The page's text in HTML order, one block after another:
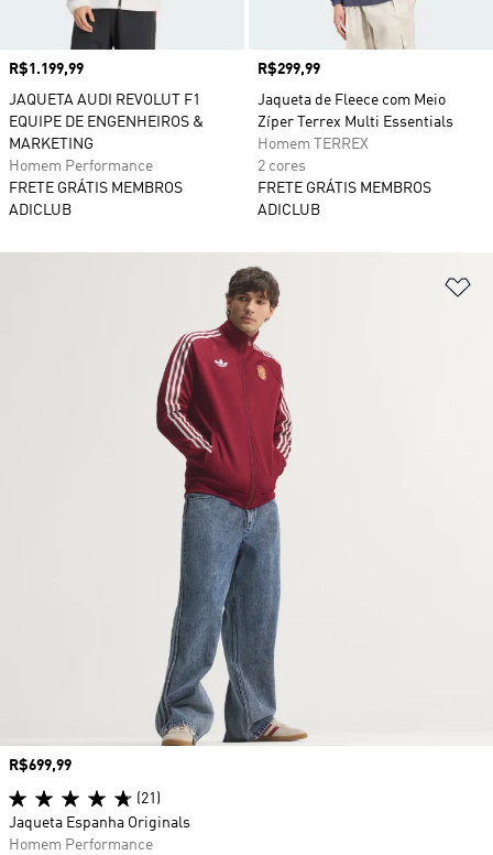
Preço
R$1.199,99
JAQUETA AUDI REVOLUT F1
EQUIPE DE ENGENHEIROS &
MARKETING
Homem Performance
FRETE GRÁTIS MEMBROS
ADICLUB
Preço
R$299,99
Jaqueta de Fleece com Meio
Zíper Terrex Multi Essentials
Homem TERREX
2 cores
FRETE GRÁTIS MEMBROS
ADICLUB
Preço
R$699,99
(21)
Jaqueta Espanha Originals
Homem Performance